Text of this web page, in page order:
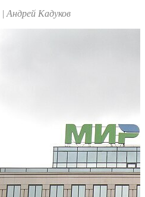
| Андрей Кадуков